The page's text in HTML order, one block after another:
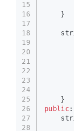
15
16
17
18
19
20
21
22
23
24
25
26
27
28
    }
    }
public: